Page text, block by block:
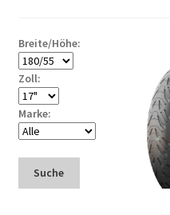
Breite/Höhe:
Zoll:
Marke:
Suche